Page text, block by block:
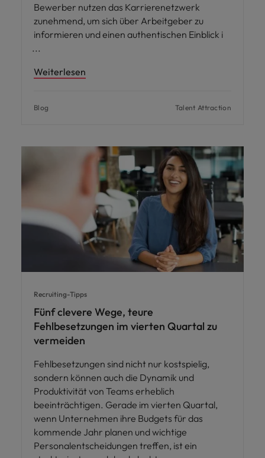
Bewerber nutzen das Karrierenetzwerk
zunehmend, um sich über Arbeitgeber zu
informieren und einen authentischen Einblick i
Weiterlesen
Blog Talent Attraction
Recruiting-Tipps
Fünf clevere Wege, teure
Fehlbesetzungen im vierten Quartal zu
vermeiden
Fehlbesetzungen sind nicht nur kostspielig,
sondern können auch die Dynamik und
Produktivität von Teams erheblich
beeinträchtigen. Gerade im vierten Quartal,
wenn Unternehmen ihre Budgets für das
kommende Jahr planen und wichtige
Personalentscheidungen treffen, ist ein